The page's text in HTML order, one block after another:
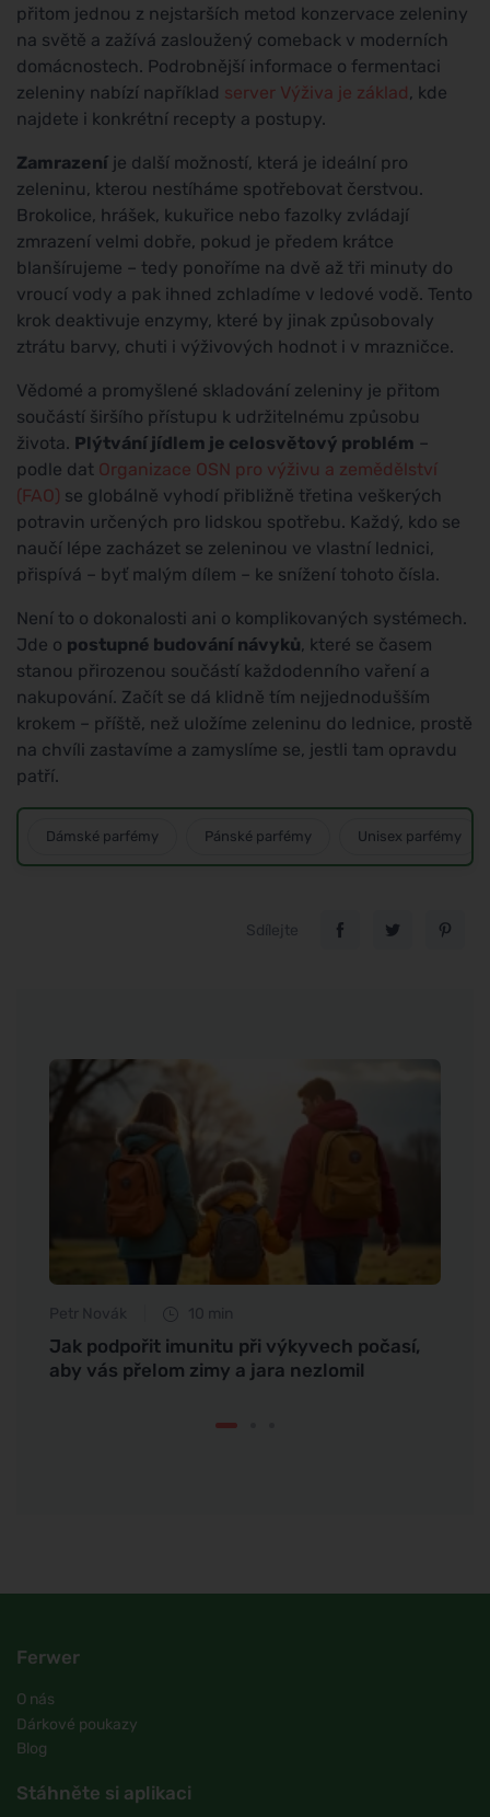
přitom jednou z nejstarších metod konzervace zeleniny
na světě a zažívá zasloužený comeback v moderních
domácnostech. Podrobnější informace o fermentaci
zeleniny nabízí například server Výživa je základ, kde
najdete i konkrétní recepty a postupy.
Zamrazení je další možností, která je ideální pro
zeleninu, kterou nestíháme spotřebovat čerstvou.
Brokolice, hrášek, kukuřice nebo fazolky zvládají
zmrazení velmi dobře, pokud je předem krátce
blanšírujeme – tedy ponoříme na dvě až tři minuty do
vroucí vody a pak ihned zchladíme v ledové vodě. Tento
krok deaktivuje enzymy, které by jinak způsobovaly
ztrátu barvy, chuti i výživových hodnot i v mrazničce.
Vědomé a promyšlené skladování zeleniny je přitom
součástí širšího přístupu k udržitelnému způsobu
života. Plýtvání jídlem je celosvětový problém –
podle dat Organizace OSN pro výživu a zemědělství
(FAO) se globálně vyhodí přibližně třetina veškerých
potravin určených pro lidskou spotřebu. Každý, kdo se
naučí lépe zacházet se zeleninou ve vlastní lednici,
přispívá – byť malým dílem – ke snížení tohoto čísla.
Není to o dokonalosti ani o komplikovaných systémech.
Jde o postupné budování návyků, které se časem
stanou přirozenou součástí každodenního vaření a
nakupování. Začít se dá klidně tím nejjednodušším
krokem – příště, než uložíme zeleninu do lednice, prostě
na chvíli zastavíme a zamyslíme se, jestli tam opravdu
patří.
Dámské parfémy Pánské parfémy Unisex parfémy
Sdílejte
Petr Novák 10 min
Jak podpořit imunitu při výkyvech počasí,
aby vás přelom zimy a jara nezlomil
Ferwer
O nás
Dárkové poukazy
Blog
Stáhněte si aplikaci